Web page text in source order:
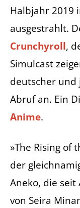
Halbjahr 2019
ausgestrahlt.
Crunchyroll,
Simulcast
deutscher und
Abruf an. Ein
Anime.
»The Rising of
der
Aneko, die
von Seira